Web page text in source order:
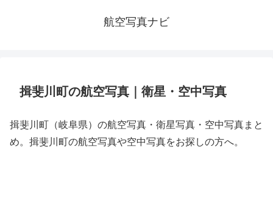
航空写真ナビ
揖斐川町の航空写真｜衛星・空中写真
揖斐川町（岐阜県）の航空写真・衛星写真・空中写真まと
め。揖斐川町の航空写真や空中写真をお探しの方へ。